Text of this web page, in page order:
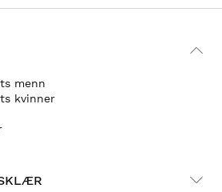
menn
kvinner